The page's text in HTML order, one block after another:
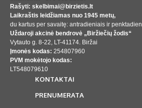
Rašyti: skelbimai@birzietis.lt
Laikraštis leidžiamas nuo 1945 metų,
du kartus per savaitę: antradieniais ir
Uždaroji akcinė bendrovė „Biržiečių žodis“
Vytauto g. 8-22, LT-41174. Biržai
Įmonės kodas: 254807960
PVM mokėtojo kodas:
LT548079610
KONTAKTAI
PRENUMERATA